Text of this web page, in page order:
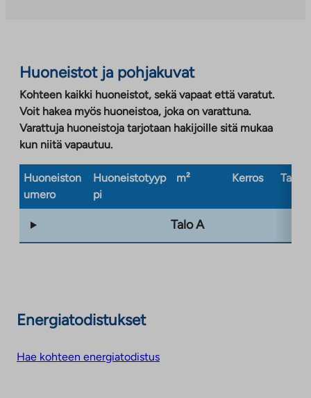
Huoneistot ja pohjakuvat
Kohteen kaikki huoneistot, sekä vapaat että varatut.
Voit hakea myös huoneistoa, joka on varattuna.
Varattuja huoneistoja tarjotaan hakijoille sitä mukaa
kun niitä vapautuu.
Huoneiston
umero
Huoneistotyyp
pi
m² Kerros
Talo A
Energiatodistukset
Hae kohteen energiatodistus